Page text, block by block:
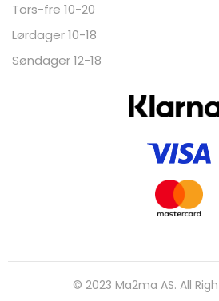
Tors-fre 10-20
Lørdager 10-18
Søndager 12-18
© 2023 Ma2ma AS. All